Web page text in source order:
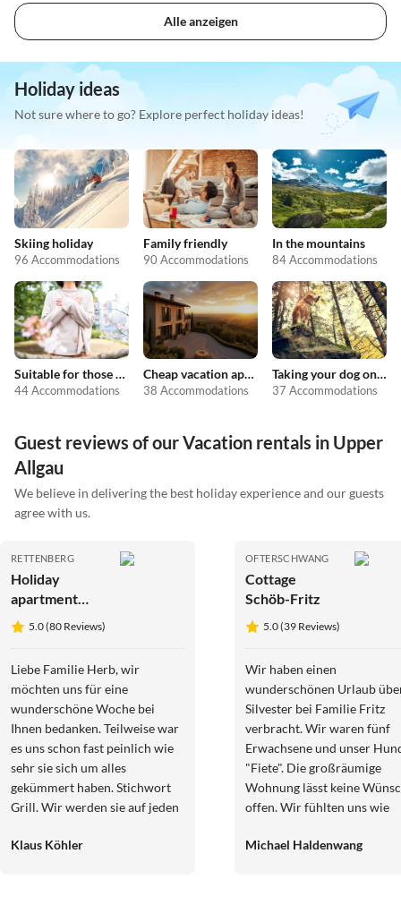
Alle anzeigen
Holiday ideas
Not sure where to go? Explore perfect holiday ideas!
Skiing holiday
96 Accommodations
Family friendly
90 Accommodations
In the mountains
84 Accommodations
Suitable for those with allergies
44 Accommodations
Cheap vacation apartments
38 Accommodations
Taking your dog on holiday
37 Accommodations
Guest reviews of our Vacation rentals in Upper
Allgau
We believe in delivering the best holiday experience and our guests
agree with us.
RETTENBERG
Holiday
apartment
Wildbach -
Herb Family
5.0 (80 Reviews)
Liebe Familie Herb, wir
möchten uns für eine
wunderschöne Woche bei
Ihnen bedanken. Teilweise war
es uns schon fast peinlich wie
sehr sie sich um alles
gekümmert haben. Stichwort
Grill. Wir werden sie auf jeden
Vielleicht kommen wir auch
Klaus Köhler
OFTERSCHWANG
Cottage
Schöb-Fritz
5.0 (39 Reviews)
Wir haben einen
wunderschönen Urlaub
Silvester bei Familie Fritz
verbracht. Wir waren fünf
Erwachsene und unser
"Fiete". Die großräumige
Wohnung lässt keine Wünsche
offen. Wir fühlten uns wie
Traum, ein unglaublicher
Michael Haldenwang